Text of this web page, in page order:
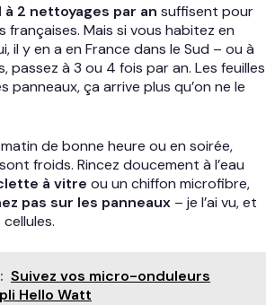
à 2 nettoyages par an suffisent pour
françaises. Mais si vous habitez en
il y en a en France dans le Sud – ou à
passez à 3 ou 4 fois par an. Les feuilles
panneaux, ça arrive plus qu’on ne le
de bonne heure ou en soirée,
froids. Rincez doucement à l’eau
à vitre ou un chiffon microfibre,
pas sur les panneaux – je l’ai vu, et
Suivez vos micro-onduleurs
Hello Watt